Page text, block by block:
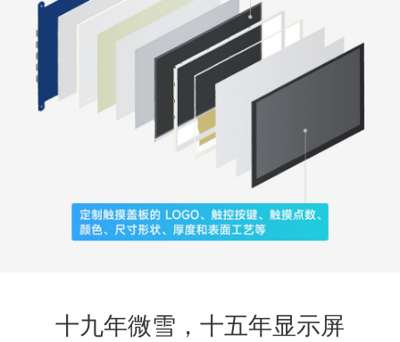
十九年微雪，十五年显示屏